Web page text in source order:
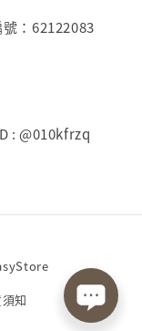
：62122083
: @010kfrzq
知